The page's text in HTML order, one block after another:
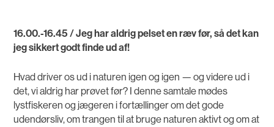
16.00.-16.45 / Jeg har aldrig pelset en ræv før, så det kan
jeg sikkert godt finde ud af!
Hvad driver os ud i naturen igen og igen — og videre ud i
det, vi aldrig har prøvet før? I denne samtale mødes
lystfiskeren og jægeren i fortællinger om det gode
udendørsliv, om trangen til at bruge naturen aktivt og om at